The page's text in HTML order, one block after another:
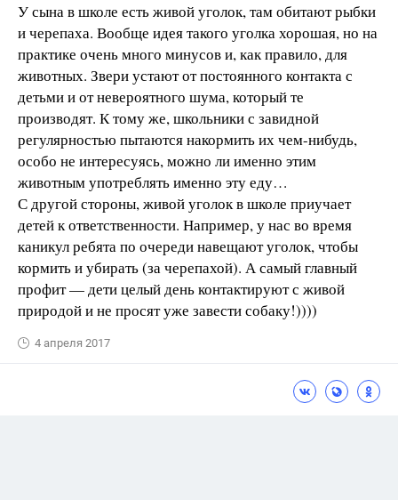
У сына в школе есть живой уголок, там обитают рыбки
и черепаха. Вообще идея такого уголка хорошая, но на
практике очень много минусов и, как правило, для
животных. Звери устают от постоянного контакта с
детьми и от невероятного шума, который те
производят. К тому же, школьники с завидной
регулярностью пытаются накормить их чем-нибудь,
особо не интересуясь, можно ли именно этим
животным употреблять именно эту еду…
С другой стороны, живой уголок в школе приучает
детей к ответственности. Например, у нас во время
каникул ребята по очереди навещают уголок, чтобы
кормить и убирать (за черепахой). А самый главный
профит — дети целый день контактируют с живой
природой и не просят уже завести собаку!))))
4 апреля 2017